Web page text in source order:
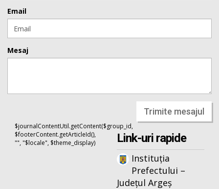
Email
Mesaj
Trimite mesajul
$journalContentUtil.getContent($group_id,
$footerContent.getArticleId(),
"", "$locale", $theme_display)
Link-uri rapide
Instituția
Prefectului –
Județul Argeș